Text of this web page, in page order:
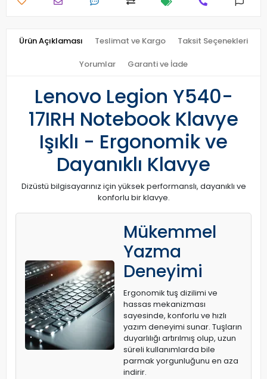
Ürün Açıklaması Teslimat ve Kargo Taksit Seçenekleri
Yorumlar Garanti ve İade
Lenovo Legion Y540-
17IRH Notebook Klavye
Işıklı - Ergonomik ve
Dayanıklı Klavye
Dizüstü bilgisayarınız için yüksek performanslı, dayanıklı ve
konforlu bir klavye.
Mükemmel
Yazma
Deneyimi
Ergonomik tuş dizilimi ve
hassas mekanizması
sayesinde, konforlu ve hızlı
yazım deneyimi sunar. Tuşların
duyarlılığı artırılmış olup, uzun
süreli kullanımlarda bile
parmak yorgunluğunu en aza
indirir.